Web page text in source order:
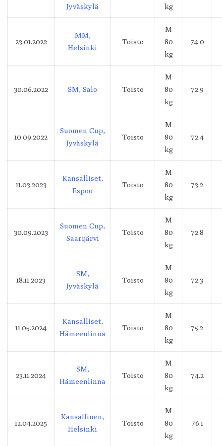
Jyväskylä
kg
23.01.2022
MM,
Helsinki
Toisto
M
80
kg
74.0
30.06.2022 SM, Salo Toisto
M
80
kg
72.9
10.09.2022
Suomen Cup,
Jyväskylä
Toisto
M
80
kg
72.4
11.03.2023
Kansalliset,
Espoo
Toisto
M
80
kg
73.2
30.09.2023
Suomen Cup,
Saarijärvi
Toisto
M
80
kg
72.8
18.11.2023
SM,
Jyväskylä
Toisto
M
80
kg
72.3
11.05.2024
Kansalliset,
Hämeenlinna
Toisto
M
80
kg
75.2
23.11.2024
SM,
Hämeenlinna
Toisto
M
80
kg
74.2
12.04.2025
Kansallinen,
Helsinki
Toisto
M
80
kg
76.1